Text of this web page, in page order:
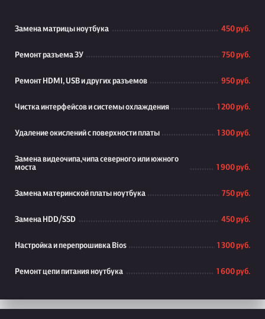
Замена матрицы ноутбука 450 руб.
Ремонт разъема ЗУ 750 руб.
Ремонт HDMI, USB и других разъемов 950 руб.
Чистка интерфейсов и системы охлаждения 1 200 руб.
Удаление окислений с поверхности платы 1 300 руб.
Замена видеочипа,чипа северного или южного
моста
1 900 руб.
Замена материнской платы ноутбука 750 руб.
Замена HDD/SSD 450 руб.
Настройка и перепрошивка Bios 1 300 руб.
Ремонт цепи питания ноутбука 1 600 руб.